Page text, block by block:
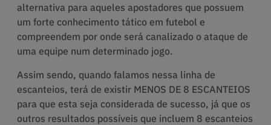
alternativa para aqueles apostadores que possuem
um forte conhecimento tático em futebol e
compreendem por onde será canalizado o ataque de
uma equipe num determinado jogo.
Assim sendo, quando falamos nessa linha de
escanteios, terá de existir MENOS DE 8 ESCANTEIOS
para que esta seja considerada de sucesso, já que os
outros resultados possíveis que incluem 8 escanteios